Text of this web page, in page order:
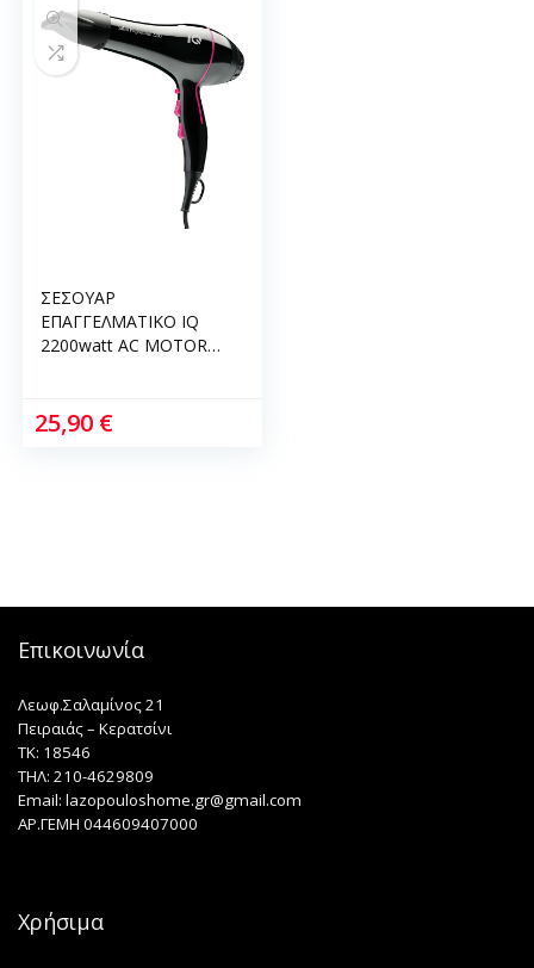
ΣΕΣΟΥΑΡ
ΕΠΑΓΓΕΛΜΑΤΙΚΟ IQ
2200watt AC MOTOR
25,90 €
Επικοινωνία
Λεωφ.Σαλαμίνος 21
Πειραιάς – Κερατσίνι
TK: 18546
ΤΗΛ: 210-4629809
Email: lazopouloshome.gr@gmail.com
ΑΡ.ΓΕΜΗ 044609407000
Χρήσιμα